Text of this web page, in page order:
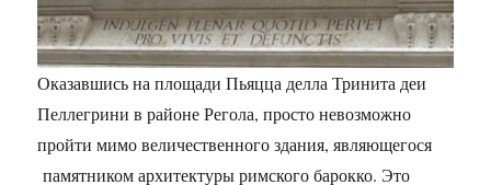
Оказавшись на площади Пьяцца делла Тринита деи
Пеллегрини в районе Регола, просто невозможно
пройти мимо величественного здания, являющегося
памятником архитектуры римского барокко. Это